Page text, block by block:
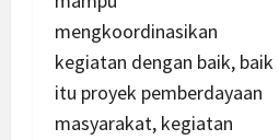
mengkoordinasikan
kegiatan dengan baik, baik
itu proyek pemberdayaan
masyarakat, kegiatan